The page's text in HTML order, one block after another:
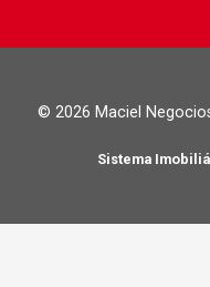
© 2026 Maciel
Sistema